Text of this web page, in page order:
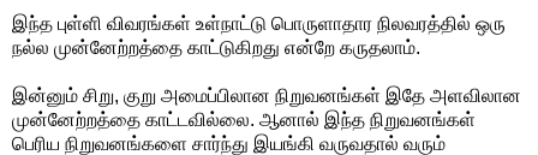
இந்த புள்ளி விவரங்கள் உள்நாட்டு பொருளாதார நிலவரத்தில் ஒரு
நல்ல முன்னேற்றத்தை காட்டுகிறது என்றே கருதலாம்.
இன்னும் சிறு, குறு அமைப்பிலான நிறுவனங்கள் இதே அளவிலான
முன்னேற்றத்தை காட்டவில்லை. ஆனால் இந்த நிறுவனங்கள்
பெரிய நிறுவனங்களை சார்ந்து இயங்கி வருவதால் வரும்